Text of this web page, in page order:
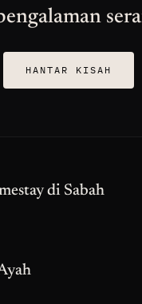
HANTAR KISAH
di Sabah